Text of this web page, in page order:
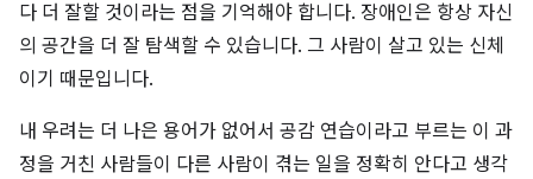
다 더 잘할 것이라는 점을 기억해야 합니다. 장애인은 항상 자신
의 공간을 더 잘 탐색할 수 있습니다. 그 사람이 살고 있는 신체
이기 때문입니다.
내 우려는 더 나은 용어가 없어서 공감 연습이라고 부르는 이 과
정을 거친 사람들이 다른 사람이 겪는 일을 정확히 안다고 생각